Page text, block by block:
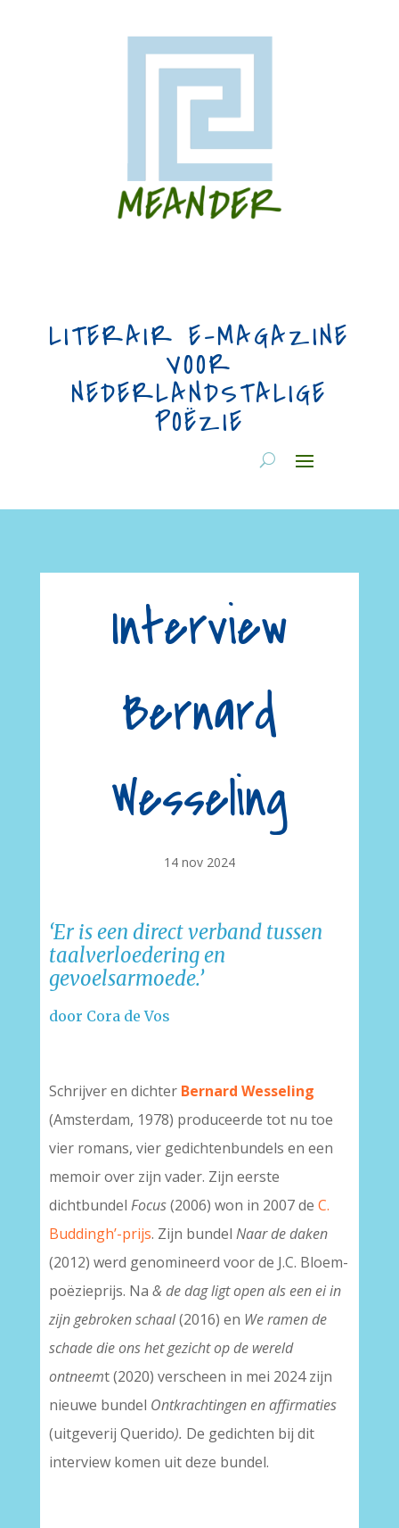
LITERAIR E-MAGAZINE
VOOR
NEDERLANDSTALIGE
POËZIE
Interview
Bernard
Wesseling
14 nov 2024
‘Er is een direct verband tussen
taalverloedering en
gevoelsarmoede.’
door Cora de Vos
Schrijver en dichter Bernard Wesseling
(Amsterdam, 1978) produceerde tot nu toe
vier romans, vier gedichtenbundels en een
memoir over zijn vader. Zijn eerste
dichtbundel Focus(2006) won in 2007 de C.
Buddingh’-prijs. Zijn bundel Naar de daken
(2012) werd genomineerd voor de J.C. Bloem-
poëzieprijs. Na & de dag ligt open als een ei in
zijn gebroken schaal(2016) en We ramen de
schade die ons het gezicht op de wereld
ontneemt (2020) verscheen in mei 2024 zijn
nieuwe bundel Ontkrachtingen en affirmaties
(uitgeverij Querido). De gedichten bij dit
interview komen uit deze bundel.